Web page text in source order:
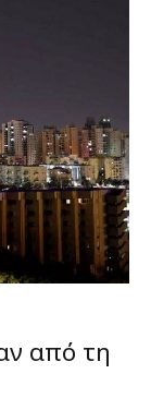
από τη